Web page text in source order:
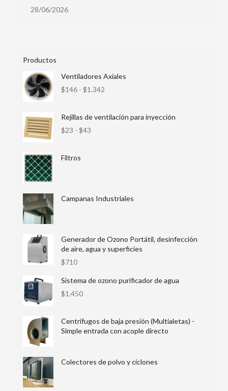
28/06/2026
Productos
Ventiladores Axiales
$146 - $1.342
Rejillas de ventilación para inyección
$23 - $43
Filtros
Campanas Industriales
Generador de Ozono Portátil, desinfección
de aire, agua y superficies
$710
Sistema de ozono purificador de agua
$1.450
Centrífugos de baja presión (Multialetas) -
Simple entrada con acople directo
Colectores de polvo y ciclones